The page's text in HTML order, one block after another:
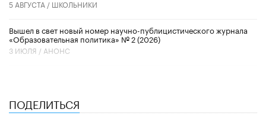
5 АВГУСТА / ШКОЛЬНИКИ
Вышел в свет новый номер научно-публицистического журнала
«Образовательная политика» № 2 (2026)
3 ИЮЛЯ / АНОНС
ПОДЕЛИТЬСЯ